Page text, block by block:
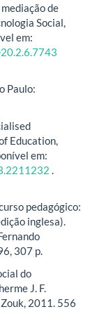
de
Social,
em:
Paulo:
Education,
em:
.
pedagógico:
inglesa).
307 p.
do
J. F.
2011. 556